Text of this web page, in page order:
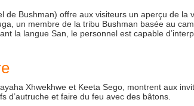
de Bushman) offre aux visiteurs un aperçu de la
un membre de la tribu Bushman basée au
la langue San, le personnel est capable
Xhwekhwe et Keeta Sego, montrent aux
d’autruche et faire du feu avec des bâtons.